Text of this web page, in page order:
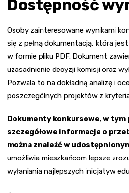
Dostępność
Osoby zainteresowane wynikami
się z pełną dokumentacją, która
w formie pliku PDF. Dokument
uzasadnienie decyzji komisji oraz
Pozwala to na dokładną analizę i
poszczególnych projektów z
Dokumenty konkursowe, w tym
szczegółowe informacje o
można znaleźć w
umożliwia mieszkańcom lepsze
wyłaniania najlepszych inicjatyw